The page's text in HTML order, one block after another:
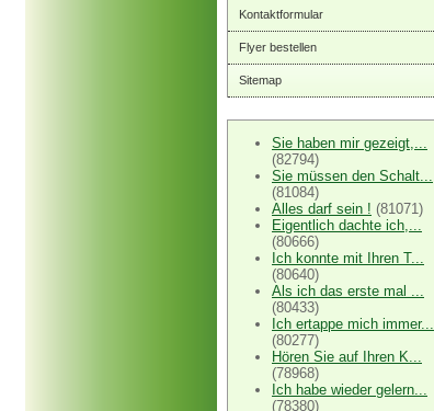
Kontaktformular
Flyer bestellen
Sitemap
Sie haben mir gezeigt,...
(82794)
Sie müssen den Schalt...
(81084)
Alles darf sein ! (81071)
Eigentlich dachte ich,...
(80666)
Ich konnte mit Ihren T...
(80640)
Als ich das erste mal ...
(80433)
Ich ertappe mich immer...
(80277)
Hören Sie auf Ihren K...
(78968)
Ich habe wieder gelern...
(78380)